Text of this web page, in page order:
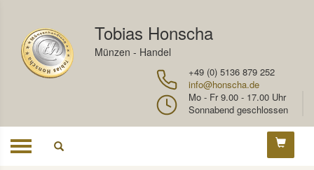
Tobias Honscha
Münzen - Handel
+49 (0) 5136 879 252
info@honscha.de
Mo - Fr 9.00 - 17.00 Uhr
Sonnabend geschlossen
Toggle